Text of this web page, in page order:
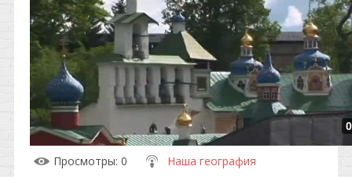
Просмотры: 0 Наша география